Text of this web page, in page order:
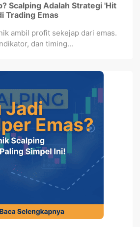
Scalping Adalah Strategi 'Hit
Trading Emas
ambil profit sekejap dari emas.
dan timing...